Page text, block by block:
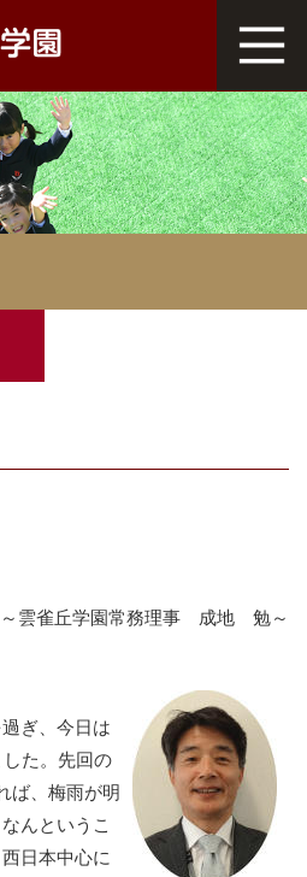
～雲雀丘学園常務理事 成地 勉～
ぎ、今日は
た。先回の
ば、梅雨が明
んというこ
日本中心に